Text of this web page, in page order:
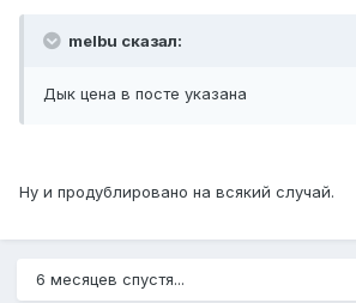
melbu сказал:
Дык цена в посте указана
Ну и продублировано на всякий случай.
6 месяцев спустя...